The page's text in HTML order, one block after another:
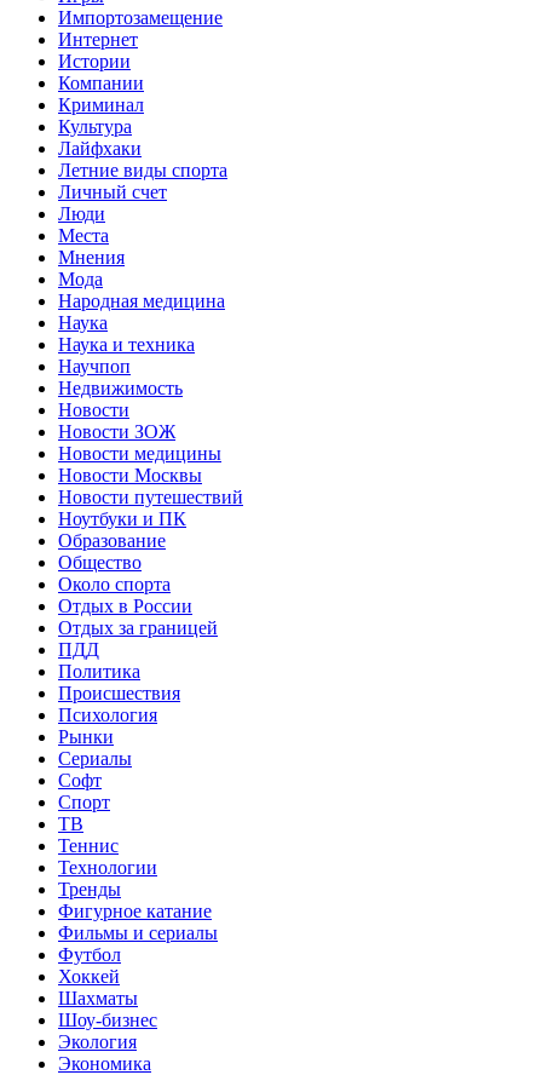
Импортозамещение
Интернет
Истории
Компании
Криминал
Культура
Лайфхаки
Летние виды спорта
Личный счет
Люди
Места
Мнения
Мода
Народная медицина
Наука
Наука и техника
Научпоп
Недвижимость
Новости
Новости ЗОЖ
Новости медицины
Новости Москвы
Новости путешествий
Ноутбуки и ПК
Образование
Общество
Около спорта
Отдых в России
Отдых за границей
ПДД
Политика
Происшествия
Психология
Рынки
Сериалы
Софт
Спорт
ТВ
Теннис
Технологии
Тренды
Фигурное катание
Фильмы и сериалы
Футбол
Хоккей
Шахматы
Шоу-бизнес
Экология
Экономика